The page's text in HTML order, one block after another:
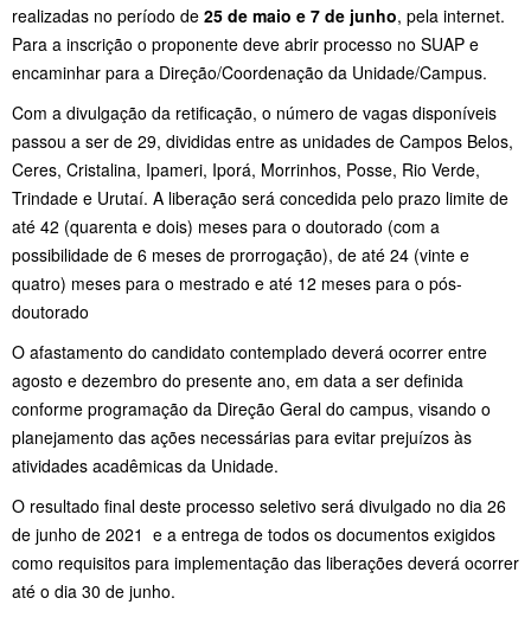
realizadas no período de 25 de maio e 7 de junho, pela internet.
Para a inscrição o proponente deve abrir processo no SUAP e
encaminhar para a Direção/Coordenação da Unidade/Campus.
Com a divulgação da retificação, o número de vagas disponíveis
passou a ser de 29, divididas entre as unidades de Campos Belos,
Ceres, Cristalina, Ipameri, Iporá, Morrinhos, Posse, Rio Verde,
Trindade e Urutaí. A liberação será concedida pelo prazo limite de
até 42 (quarenta e dois) meses para o doutorado (com a
possibilidade de 6 meses de prorrogação), de até 24 (vinte e
quatro) meses para o mestrado e até 12 meses para o pós-
doutorado
O afastamento do candidato contemplado deverá ocorrer entre
agosto e dezembro do presente ano, em data a ser definida
conforme programação da Direção Geral do campus, visando o
planejamento das ações necessárias para evitar prejuízos às
atividades acadêmicas da Unidade.
O resultado final deste processo seletivo será divulgado no dia 26
de junho de 2021 e a entrega de todos os documentos exigidos
como requisitos para implementação das liberações deverá ocorrer
até o dia 30 de junho.